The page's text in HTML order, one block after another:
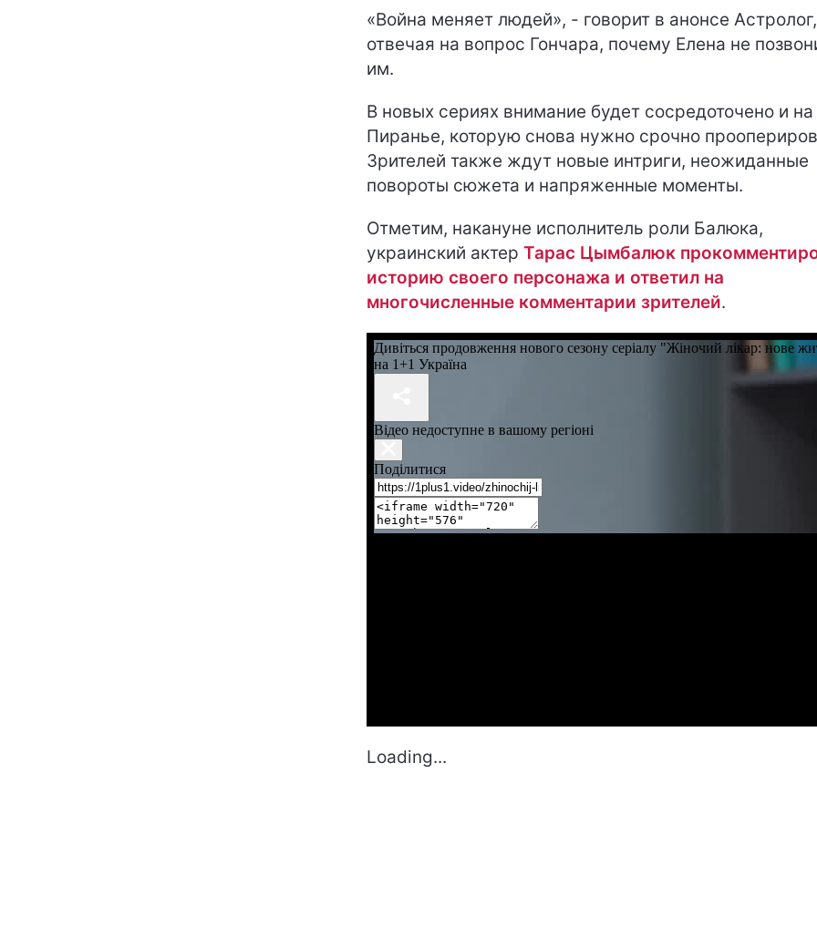
«Война меняет людей», - говорит в анонсе Астролог,
отвечая на вопрос Гончара, почему Елена не
им.
В новых сериях внимание будет сосредоточено и на
Пиранье, которую снова нужно срочно
Зрителей также ждут новые интриги, неожиданные
повороты сюжета и напряженные моменты.
Отметим, накануне исполнитель роли Балюка,
украинский актер Тарас Цымбалюк
историю своего персонажа и ответил на
многочисленные комментарии зрителей.
Loading...